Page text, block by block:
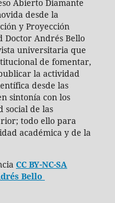
Abierto Diamante
desde la
y Proyección
Doctor Andrés Bello
universitaria que
de fomentar,
la actividad
desde las
sintonía con los
social de las
todo ello para
académica y de la
CC BY-NC-SA
Bello